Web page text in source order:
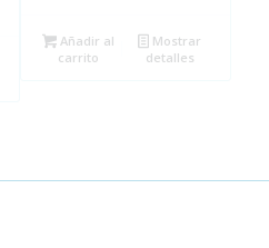
Añadir al
carrito
Mostrar
detalles